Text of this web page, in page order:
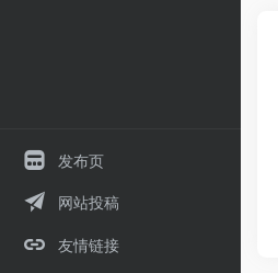
发布页
网站投稿
友情链接